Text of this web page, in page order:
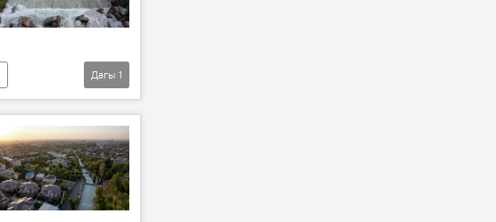
Дагы 1